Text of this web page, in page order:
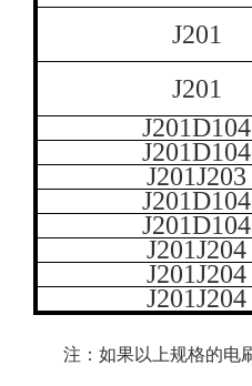
J201
J201
J201D104
J201D104
J201J203
J201D104
J201D104
J201J204
J201J204
J201J204
注：如果以上规格的电